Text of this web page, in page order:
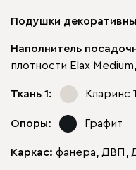
Подушки
Наполнитель
плотности Elax
Ткань 1: Кларинс
Опоры: Графит
Каркас: фанера, ДВП,